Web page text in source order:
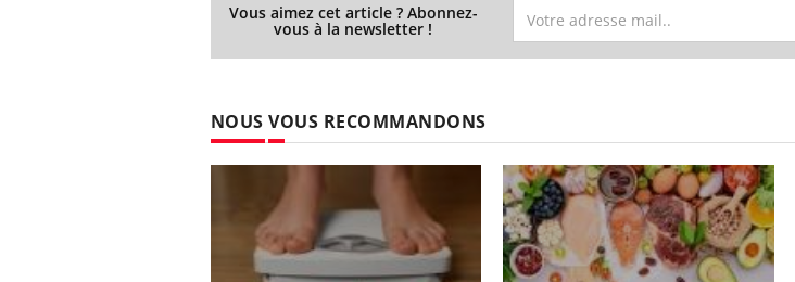
Vous aimez cet article ? Abonnez-
vous à la newsletter !
NOUS VOUS RECOMMANDONS